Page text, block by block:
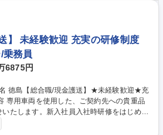
躍することで早期にマネジメント経験も積
ての採用のため、選考にてポジションメイ
収アップを実現、未経験でも年収アップ
職種 ★【大阪/インバウ
】中国語を活かしたい方！
】 未経験歓迎 充実の研修制度
乗務員
6875円
たします。新入社員入社時研修をはじめと
手厚いフォロー体制があります。 【業務